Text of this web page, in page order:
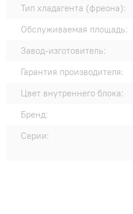
Тип хладагента (фреона):
Обслуживаемая площадь:
Завод-изготовитель:
Гарантия производителя:
Цвет внутреннего блока:
Бренд:
Серии: